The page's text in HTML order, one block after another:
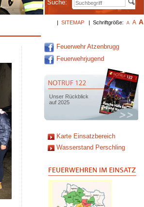
Suche:
| SITEMAP | Schriftgröße: A A A
Feuerwehr Atzenbrugg
Feuerwehrjugend
Unser Rückblick
auf 2025
Karte Einsatzbereich
Wasserstand Perschling